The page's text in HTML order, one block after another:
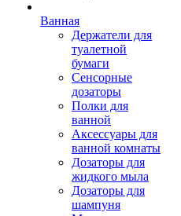
Ванная
Держатели для
туалетной
бумаги
Сенсорные
дозаторы
Полки для
ванной
Аксессуары для
ванной комнаты
Дозаторы для
жидкого мыла
Дозаторы для
шампуня